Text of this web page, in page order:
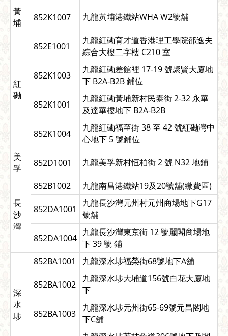
黃
埔
852K1007 九龍黃埔港鐵站WHA W2號舖
紅
磡
852E1001
九龍紅磡育才道香港理工學院邵逸夫
綜合大樓二字樓 C210 室
852K1003
九龍紅磡差館裡 17-19 號聚賢大廈地
下 B2A-B2B 鋪位
852K1001
九龍紅磡黃埔新村民泰街 2-32 永華
及達華樓地下 B2A-B2B
852K1004
九龍紅磡福至街 38 至 42 號紅磡灣中
心地下 5 號鋪位
美
孚
852D1001 九龍美孚新村恒柏街 2 號 N32 地鋪
長
沙
灣
852B1002 九龍南昌港鐵站19及20號舖(繳費區)
852DA1001
九龍長沙灣元州村元州商場地下G17
號舖
852DA1004
九龍長沙灣東京街 12 號麗閣商場地
下 39 號 鋪
深
水
埗
852BA1001 九龍深水埗福榮街68號地下A舖
852BA1002
九龍深水埗大埔道156號白花大廈地
下
852BA1003
九龍深水埗元州街65-69號元昌閣地
下C舖